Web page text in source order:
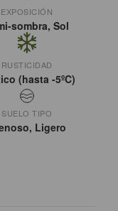
EXPOSICIÓN
sombra, Sol
RUSTICIDAD
(hasta -5ºC)
SUELO TIPO
Ligero